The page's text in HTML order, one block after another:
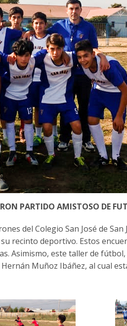
PARTIDO AMISTOSO DE
del Colegio San José de
recinto deportivo. Estos
Asimismo, este taller de
Muñoz Ibáñez, al cual